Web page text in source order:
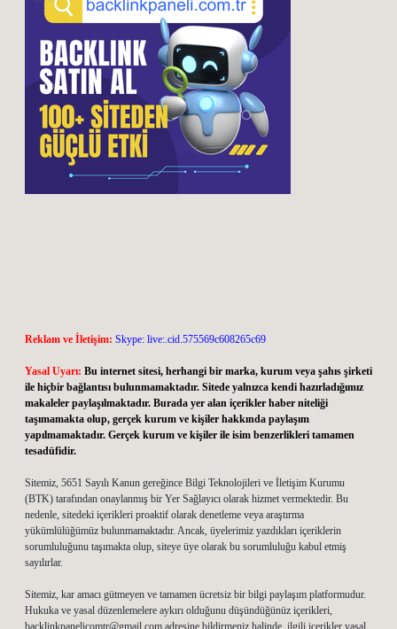
Reklam ve İletişim: Skype: live:.cid.575569c608265c69
Yasal Uyarı: Bu internet sitesi, herhangi bir marka, kurum veya şahıs şirketi
ile hiçbir bağlantısı bulunmamaktadır. Sitede yalnızca kendi hazırladığımız
makaleler paylaşılmaktadır. Burada yer alan içerikler haber niteliği
taşımamakta olup, gerçek kurum ve kişiler hakkında paylaşım
yapılmamaktadır. Gerçek kurum ve kişiler ile isim benzerlikleri tamamen
tesadüfidir.
Sitemiz, 5651 Sayılı Kanun gereğince Bilgi Teknolojileri ve İletişim Kurumu
(BTK) tarafından onaylanmış bir Yer Sağlayıcı olarak hizmet vermektedir. Bu
nedenle, sitedeki içerikleri proaktif olarak denetleme veya araştırma
yükümlülüğümüz bulunmamaktadır. Ancak, üyelerimiz yazdıkları içeriklerin
sorumluluğunu taşımakta olup, siteye üye olarak bu sorumluluğu kabul etmiş
sayılırlar.
Sitemiz, kar amacı gütmeyen ve tamamen ücretsiz bir bilgi paylaşım platformudur.
Hukuka ve yasal düzenlemelere aykırı olduğunu düşündüğünüz içerikleri,
backlinkpanelicomtr@gmail.com adresine bildirmeniz halinde, ilgili içerikler yasal